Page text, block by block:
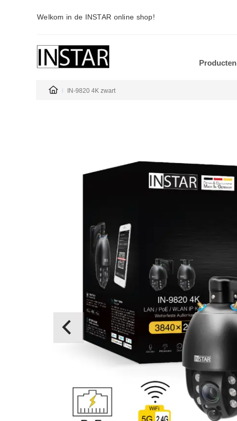
Welkom in de INSTAR online shop!
Producten
IN-9820 4K zwart